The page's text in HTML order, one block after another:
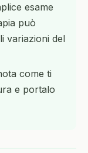
esame
può
variazioni del
come ti
e portalo